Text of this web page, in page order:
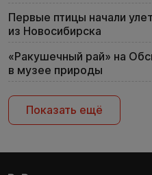
Первые птицы начали
из Новосибирска
«Ракушечный рай» на
в музее природы
Показать ещё